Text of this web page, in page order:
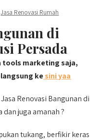
Jasa Renovasi Rumah
di
Persada
tools marketing saja,
kesini yaa
Renovasi Bangunan di
juga amanah ?
tukang, berfikir keras